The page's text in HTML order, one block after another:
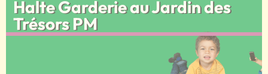
Halte Garderie au Jardin des
Trésors PM